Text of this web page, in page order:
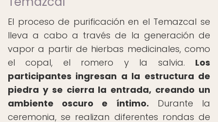
El proceso de purificación en el Temazcal se
lleva a cabo a través de la generación de
vapor a partir de hierbas medicinales, como
el copal, el romero y la salvia. Los
participantes ingresan a la estructura de
piedra y se cierra la entrada, creando un
ambiente oscuro e íntimo. Durante la
ceremonia, se realizan diferentes rondas de